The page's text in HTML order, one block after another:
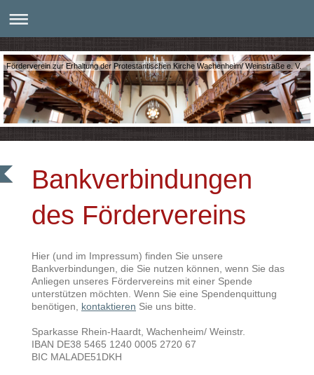
Förderverein zur Erhaltung der Protestantischen Kirche Wachenheim/ Weinstraße e. V.
Bankverbindungen
des Fördervereins
Hier (und im Impressum) finden Sie unsere
Bankverbindungen, die Sie nutzen können, wenn Sie das
Anliegen unseres Fördervereins mit einer Spende
unterstützen möchten. Wenn Sie eine Spendenquittung
benötigen, kontaktieren Sie uns bitte.
Sparkasse Rhein-Haardt, Wachenheim/ Weinstr.
IBAN DE38 5465 1240 0005 2720 67
BIC MALADE51DKH